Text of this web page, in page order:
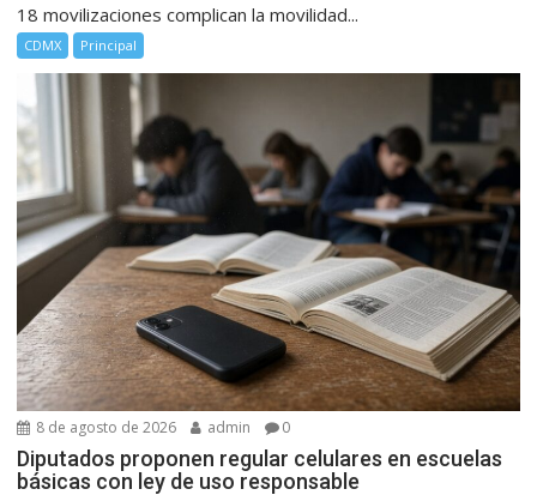
18 movilizaciones complican la movilidad...
CDMX Principal
8 de agosto de 2026 admin 0
Diputados proponen regular celulares en escuelas
básicas con ley de uso responsable